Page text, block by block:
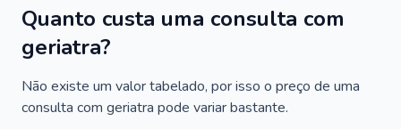
Quanto custa uma consulta com
geriatra?
Não existe um valor tabelado, por isso o preço de uma
consulta com geriatra pode variar bastante.